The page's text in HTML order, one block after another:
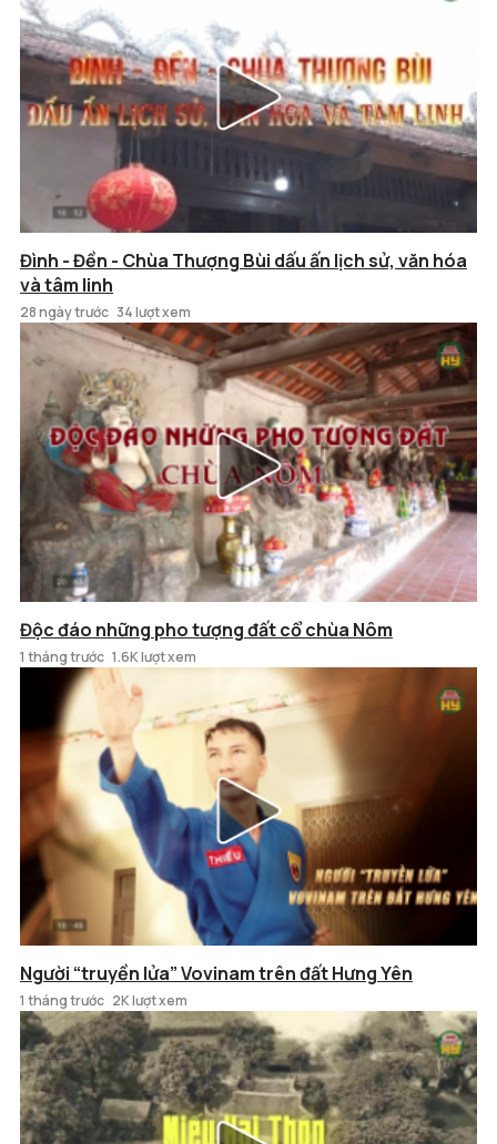
Đình - Đền - Chùa Thượng Bùi dấu ấn lịch sử, văn hóa
và tâm linh
28 ngày trước 34 lượt xem
Độc đáo những pho tượng đất cổ chùa Nôm
1 tháng trước 1.6K lượt xem
Người “truyền lửa” Vovinam trên đất Hưng Yên
1 tháng trước 2K lượt xem